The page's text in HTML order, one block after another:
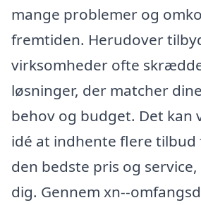
mange problemer og
fremtiden. Herudover
virksomheder ofte
løsninger, der matcher
behov og budget. Det kan
idé at indhente flere
den bedste pris og
dig. Gennem xn--